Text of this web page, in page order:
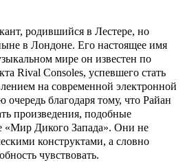
родившийся в Лестере, но
в Лондоне. Его настоящее имя
мире он известен по
Rival Consoles, успевшего стать
на современной электронной
благодаря тому, что Райан
произведения, подобные
«Мир Дикого Запада». Они не
конструктами, а словно
чувствовать.